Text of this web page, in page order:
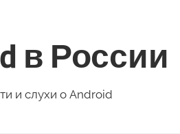
в России
и слухи о Android